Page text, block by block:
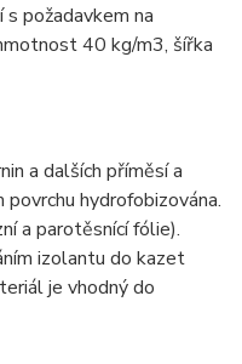
požadavkem na
40 kg/m3, šířka
a dalších příměsí a
hydrofobizována.
a parotěsnící fólie).
izolantu do kazet
je vhodný do